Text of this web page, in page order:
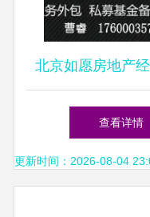
北京如愿房地产
专业赋能，助
查看详情
更新时间：2026-08-04